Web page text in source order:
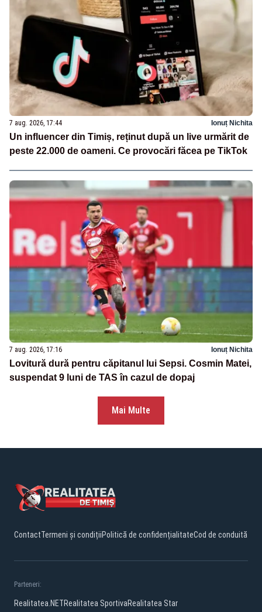
7 aug. 2026, 17:44 Ionuț Nichita
Un influencer din Timiș, reținut după un live urmărit de
peste 22.000 de oameni. Ce provocări făcea pe TikTok
7 aug. 2026, 17:16 Ionuț Nichita
Lovitură dură pentru căpitanul lui Sepsi. Cosmin Matei,
suspendat 9 luni de TAS în cazul de dopaj
Mai Multe
ContactTermeni și condițiiPolitică de confidențialitateCod de conduită
Parteneri:
Realitatea.NETRealitatea SportivaRealitatea Star